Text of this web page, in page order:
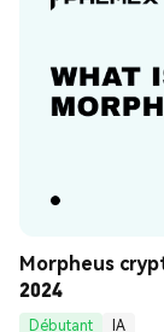
Morpheus
2024
Débutant
IA